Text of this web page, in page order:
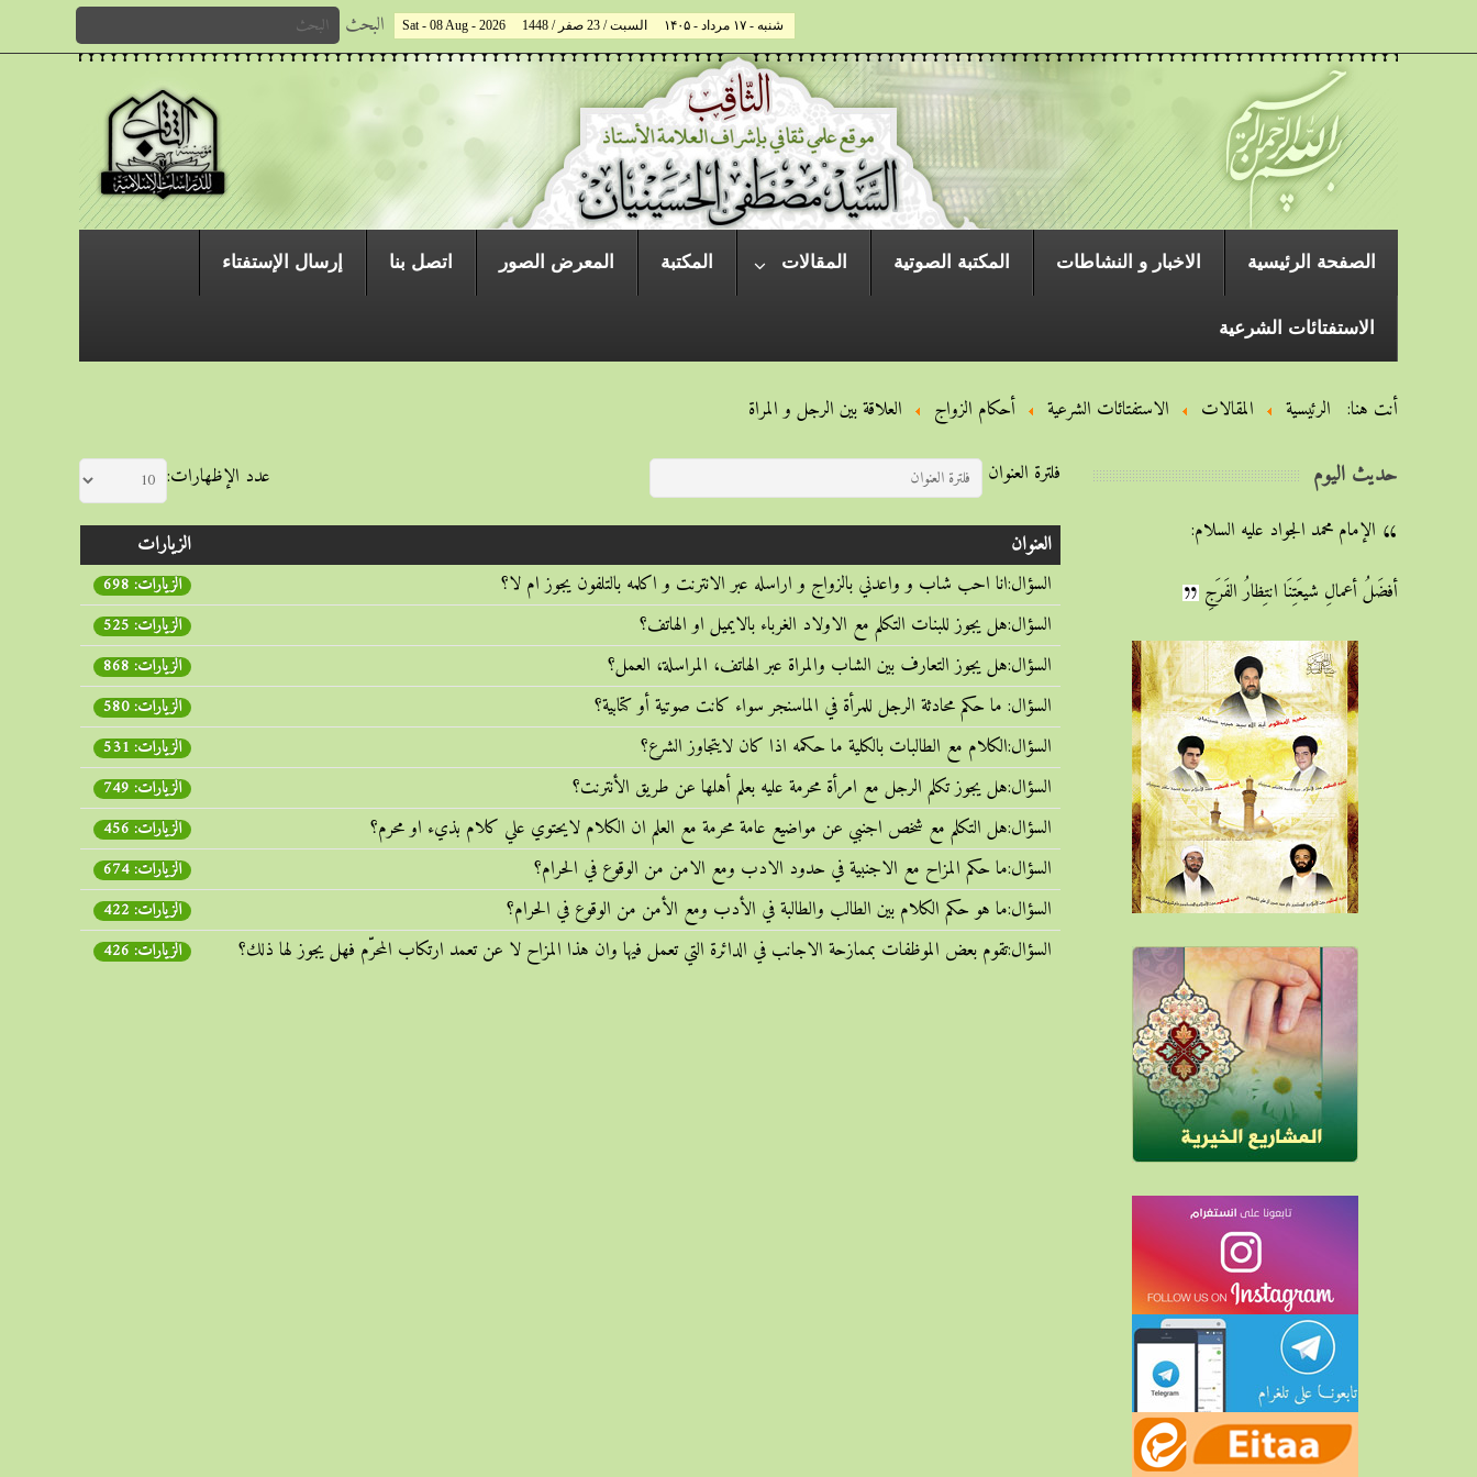
البحث شنبه - ۱۷ مرداد - ۱۴۰۵ السبت / 23 صفر / 1448 Sat - 08 Aug - 2026
الصفحة الرئیسیة الاخبار و النشاطات المكتبة الصوتية المقالات المكتبة المعرض الصور اتصل بنا إرسال الإستفتاء
الاستفتائات الشرعية
أنت هنا: الرئيسية المقالات الاستفتائات الشرعية أحکام الزواج
العلاقة بین الرجل و المراة
فلترة العنوان
عدد الإظهارات:
العنوان
الزيارات
السؤال:انا احب شاب و واعدني بالزواج و اراسله عبر الانترنت و اكلمه بالتلفون يجوز ام لا؟
الزيارات: 698
السؤال:هل يجوز للبنات التكلم مع الاولاد الغرباء بالايميل او الهاتف؟ الزيارات: 525
السؤال:هل يجوز التعارف بين الشاب والمراة عبر الهاتف، المراسلة، العمل؟ الزيارات: 868
السؤال: ما حكم محادثة الرجل للمرأة في الماسنجر سواء كانت صوتية أو كتابية؟ الزيارات: 580
السؤال:الكلام مع الطالبات بالكلية ما حكمه اذا كان لايتجاوز الشرع؟ الزيارات: 531
السؤال:هل يجوز تكلم الرجل مع امرأة محرمة عليه بعلم أهلها عن طريق الأنترنت؟ الزيارات: 749
السؤال:هل التكلم مع شخص اجنبي عن مواضيع عامة محرمة مع العلم ان الكلام لايحتوي علي كلام بذيء او محرم؟ الزيارات: 456
السؤال:ما حكم المزاح مع الاجنبية في حدود الادب ومع الامن من الوقوع في الحرام؟ الزيارات: 674
السؤال:ما هو حكم الكلام بين الطالب والطالبة في الأدب ومع الأمن من الوقوع في الحرام؟ الزيارات: 422
السؤال:تقوم بعض الموظفات بممازحة الاجانب في الدائرة التي تعمل فيها وان هذا المزاح لا عن تعمد ارتكاب المحرّم فهل يجوز لها ذلك؟ الزيارات: 426
حديث اليوم
الإمام محمد الجواد عليه السلام:
أفضَلُ أعمالِ شيعَتِنَا انتِظارُ الفَرَجِ